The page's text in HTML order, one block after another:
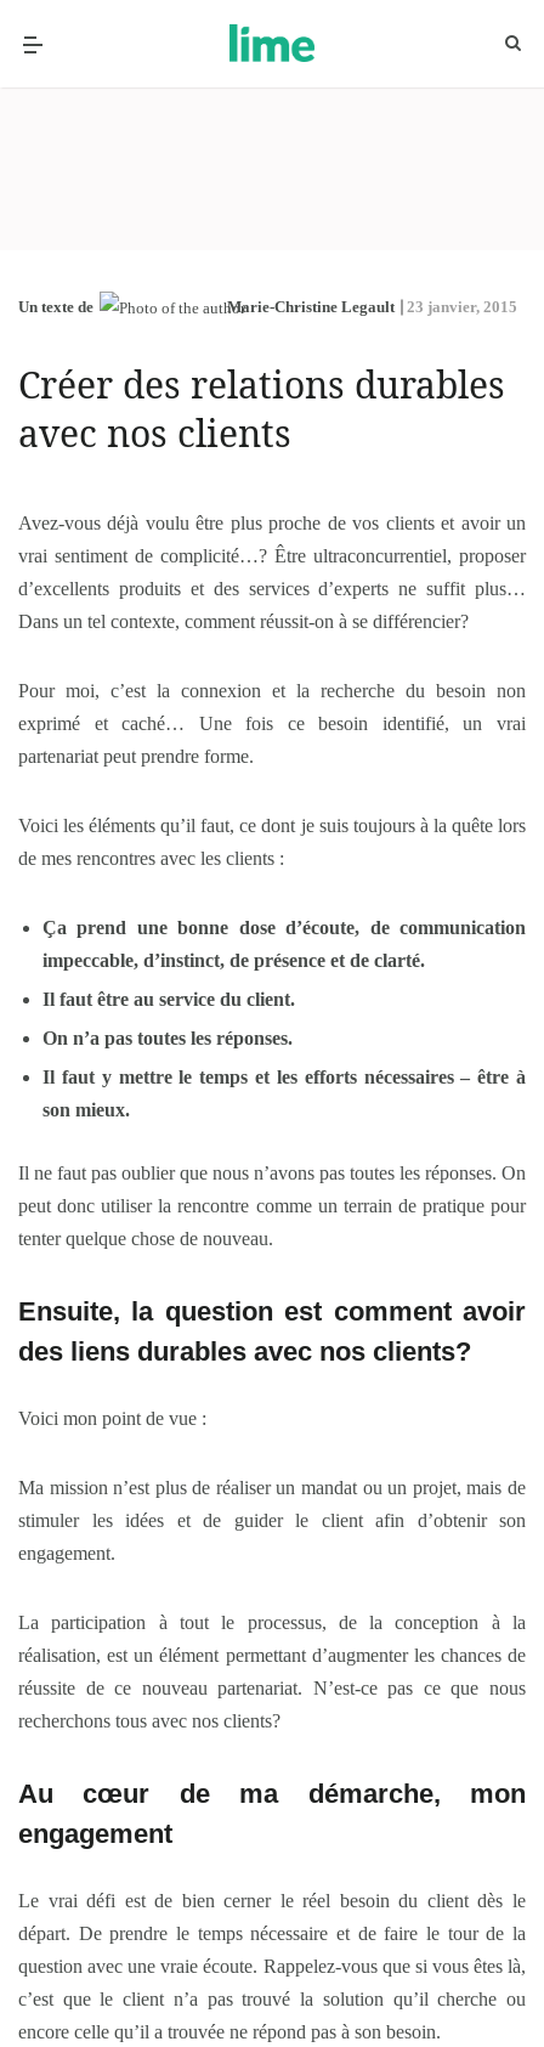
Un texte de Marie-Christine Legault 23 janvier, 2015
Créer des relations durables
avec nos clients
Avez-vous déjà voulu être plus proche de vos clients et avoir un
vrai sentiment de complicité…? Être ultraconcurrentiel, proposer
d’excellents produits et des services d’experts ne suffit plus…
Dans un tel contexte, comment réussit-on à se différencier?
Pour moi, c’est la connexion et la recherche du besoin non
exprimé et caché… Une fois ce besoin identifié, un vrai
partenariat peut prendre forme.
Voici les éléments qu’il faut, ce dont je suis toujours à la quête lors
de mes rencontres avec les clients :
Ça prend une bonne dose d’écoute, de communication
impeccable, d’instinct, de présence et de clarté.
Il faut être au service du client.
On n’a pas toutes les réponses.
Il faut y mettre le temps et les efforts nécessaires – être à
son mieux.
Il ne faut pas oublier que nous n’avons pas toutes les réponses. On
peut donc utiliser la rencontre comme un terrain de pratique pour
tenter quelque chose de nouveau.
Ensuite, la question est comment avoir
des liens durables avec nos clients?
Voici mon point de vue :
Ma mission n’est plus de réaliser un mandat ou un projet, mais de
stimuler les idées et de guider le client afin d’obtenir son
engagement.
La participation à tout le processus, de la conception à la
réalisation, est un élément permettant d’augmenter les chances de
réussite de ce nouveau partenariat. N’est-ce pas ce que nous
recherchons tous avec nos clients?
Au cœur de ma démarche, mon
engagement
Le vrai défi est de bien cerner le réel besoin du client dès le
départ. De prendre le temps nécessaire et de faire le tour de la
question avec une vraie écoute. Rappelez-vous que si vous êtes là,
c’est que le client n’a pas trouvé la solution qu’il cherche ou
encore celle qu’il a trouvée ne répond pas à son besoin.